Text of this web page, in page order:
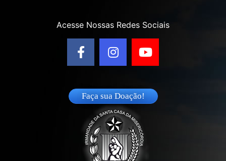
Acesse Nossas Redes Sociais
Faça sua Doação!